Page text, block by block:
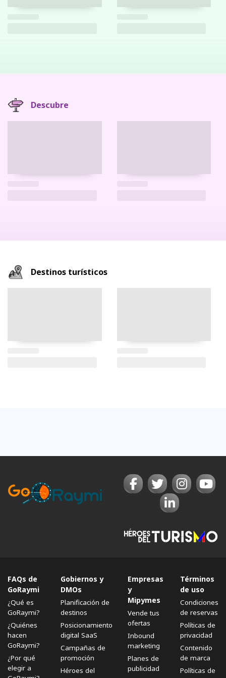
Descubre
Destinos turísticos
FAQs de
GoRaymi
¿Qué es
GoRaymi?
¿Quiénes
hacen
GoRaymi?
¿Por qué
elegir a
Gobiernos y
DMOs
Planificación de
destinos
Posicionamiento
digital SaaS
Campañas de
promoción
Héroes del
Empresas
y
Mipymes
Vende tus
ofertas
Inbound
marketing
Planes de
publicidad
Términos
de uso
Condiciones
de reservas
Políticas de
privacidad
Contenido
de marca
Políticas de